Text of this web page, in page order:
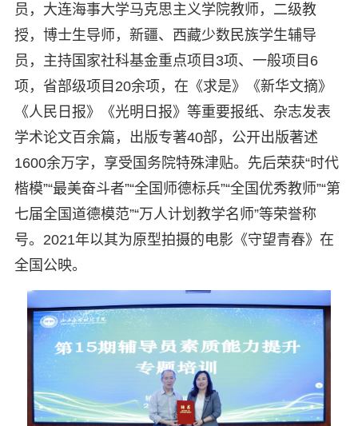
员，大连海事大学马克思主义学院教师，二级教
授，博士生导师，新疆、西藏少数民族学生辅导
员，主持国家社科基金重点项目3项、一般项目6
项，省部级项目20余项，在《求是》《新华文摘》
《人民日报》《光明日报》等重要报纸、杂志发表
学术论文百余篇，出版专著40部，公开出版著述
1600余万字，享受国务院特殊津贴。先后荣获“时代
楷模”“最美奋斗者”“全国师德标兵”“全国优秀教师”“第
七届全国道德模范”“万人计划教学名师”等荣誉称
号。2021年以其为原型拍摄的电影《守望青春》在
全国公映。